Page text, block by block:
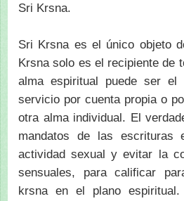
Sri Krsna.
Sri Krsna es el único objeto
Krsna solo es el recipiente de
alma espiritual puede ser el
servicio por cuenta propia o
otra alma individual. El
mandatos de las escrituras
actividad sexual y evitar la
sensuales, para calificar
krsna en el plano